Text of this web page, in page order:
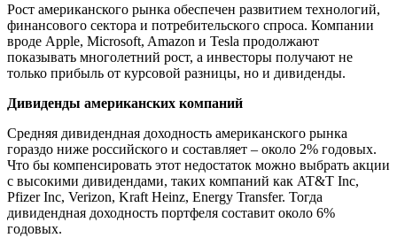
Рост американского рынка обеспечен развитием технологий,
финансового сектора и потребительского спроса. Компании
вроде Apple, Microsoft, Amazon и Tesla продолжают
показывать многолетний рост, а инвесторы получают не
только прибыль от курсовой разницы, но и дивиденды.
Дивиденды американских компаний
Средняя дивидендная доходность американского рынка
гораздо ниже российского и составляет – около 2% годовых.
Что бы компенсировать этот недостаток можно выбрать акции
с высокими дивидендами, таких компаний как AT&T Inc,
Pfizer Inc, Verizon, Kraft Heinz, Energy Transfer. Тогда
дивидендная доходность портфеля составит около 6%
годовых.